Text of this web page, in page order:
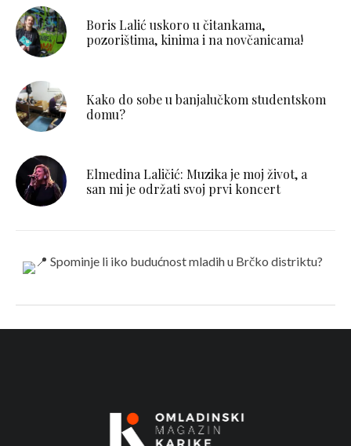
Boris Lalić uskoro u čitankama,
pozorištima, kinima i na novčanicama!
Kako do sobe u banjalučkom studentskom
domu?
Elmedina Laličić: Muzika je moj život, a
san mi je održati svoj prvi koncert